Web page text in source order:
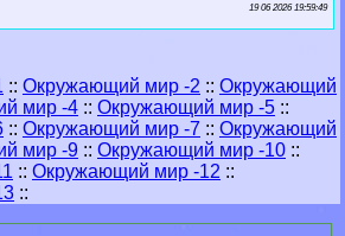
19 06 2026 19:59:49
:: Окружающий мир -2 :: Окружающий
мир -4 :: Окружающий мир -5 ::
:: Окружающий мир -7 :: Окружающий
мир -9 :: Окружающий мир -10 ::
:: Окружающий мир -12 ::
::